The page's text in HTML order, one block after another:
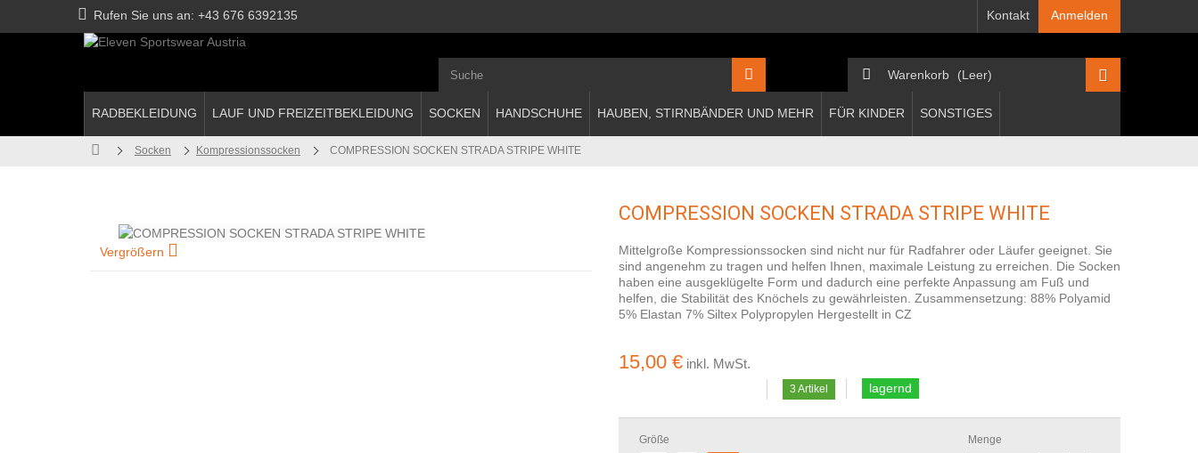
Anmelden
Kontakt
Rufen Sie uns an: +43 676 6392135
Warenkorb (Leer)
RADBEKLEIDUNG LAUF UND FREIZEITBEKLEIDUNG SOCKEN HANDSCHUHE HAUBEN, STIRNBÄNDER UND MEHR FÜR KINDER SONSTIGES
Socken Kompressionssocken COMPRESSION SOCKEN STRADA STRIPE WHITE
Vergrößern
COMPRESSION SOCKEN STRADA STRIPE WHITE
Mittelgroße Kompressionssocken sind nicht nur für Radfahrer oder Läufer geeignet. Sie
sind angenehm zu tragen und helfen Ihnen, maximale Leistung zu erreichen. Die Socken
haben eine ausgeklügelte Form und dadurch eine perfekte Anpassung am Fuß und
helfen, die Stabilität des Knöchels zu gewährleisten. Zusammensetzung: 88% Polyamid
5% Elastan 7% Siltex Polypropylen Hergestellt in CZ
15,00 € inkl. MwSt.
3 Artikel lagernd
Größe Menge